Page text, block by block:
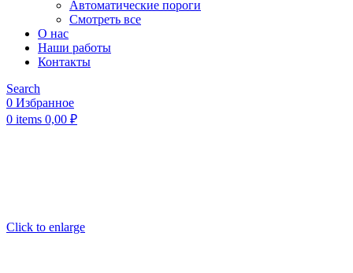
Автоматические пороги
Смотреть все
О нас
Наши работы
Контакты
Search
0 Избранное
0 items 0,00 ₽
Click to enlarge